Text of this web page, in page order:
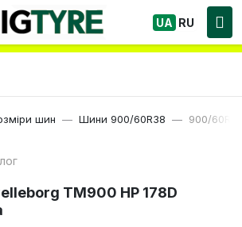
Великий вибір Шин, швидка
по Україні!
UA RU
шин Шини 900/60R38 900/
TM900 HP 178D